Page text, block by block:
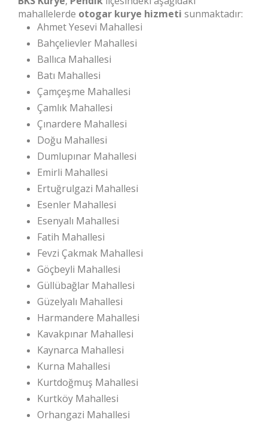
mahallelerde otogar kurye hizmeti sunmaktadır:
Ahmet Yesevi Mahallesi
Bahçelievler Mahallesi
Ballıca Mahallesi
Batı Mahallesi
Çamçeşme Mahallesi
Çamlık Mahallesi
Çınardere Mahallesi
Doğu Mahallesi
Dumlupınar Mahallesi
Emirli Mahallesi
Ertuğrulgazi Mahallesi
Esenler Mahallesi
Esenyalı Mahallesi
Fatih Mahallesi
Fevzi Çakmak Mahallesi
Göçbeyli Mahallesi
Güllübağlar Mahallesi
Güzelyalı Mahallesi
Harmandere Mahallesi
Kavakpınar Mahallesi
Kaynarca Mahallesi
Kurna Mahallesi
Kurtdoğmuş Mahallesi
Kurtköy Mahallesi
Orhangazi Mahallesi